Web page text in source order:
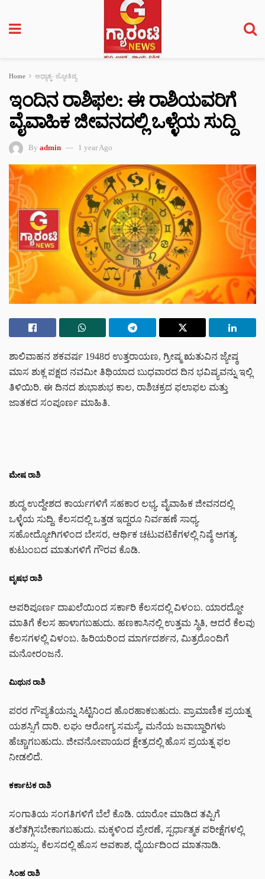
Home ಆಧ್ಯಾತ್ಮ- ಜ್ಯೋತಿಷ್ಯ
ಇಂದಿನ ರಾಶಿಫಲ: ಈ ರಾಶಿಯವರಿಗೆ
ವೈವಾಹಿಕ ಜೀವನದಲ್ಲಿ ಒಳ್ಳೆಯ ಸುದ್ದಿ
By admin 1 year Ago
ಶಾಲಿವಾಹನ ಶಕವರ್ಷ 1948ರ ಉತ್ತರಾಯಣ, ಗ್ರೀಷ್ಮ ಋತುವಿನ ಜ್ಯೇಷ್ಠ
ಮಾಸ ಶುಕ್ಲ ಪಕ್ಷದ ನವಮೀ ತಿಥಿಯಾದ ಬುಧವಾರದ ದಿನ ಭವಿಷ್ಯವನ್ನು ಇಲ್ಲಿ
ತಿಳಿಯಿರಿ. ಈ ದಿನದ ಶುಭಾಶುಭ ಕಾಲ, ರಾಶಿಚಕ್ರದ ಫಲಾಫಲ ಮತ್ತು
ಜಾತಕದ ಸಂಪೂರ್ಣ ಮಾಹಿತಿ.
ಮೇಷ ರಾಶಿ
ಶುದ್ಧ ಉದ್ದೇಶದ ಕಾರ್ಯಗಳಿಗೆ ಸಹಕಾರ ಲಭ್ಯ. ವೈವಾಹಿಕ ಜೀವನದಲ್ಲಿ
ಒಳ್ಳೆಯ ಸುದ್ದಿ. ಕೆಲಸದಲ್ಲಿ ಒತ್ತಡ ಇದ್ದರೂ ನಿರ್ವಹಣೆ ಸಾಧ್ಯ.
ಸಹೋದ್ಯೋಗಿಗಳಿಂದ ಬೇಸರ, ಆರ್ಥಿಕ ಚಟುವಟಿಕೆಗಳಲ್ಲಿ ನಿಷ್ಠೆ ಅಗತ್ಯ.
ಕುಟುಂಬದ ಮಾತುಗಳಿಗೆ ಗೌರವ ಕೊಡಿ.
ವೃಷಭ ರಾಶಿ
ಅಪರಿಪೂರ್ಣ ದಾಖಲೆಯಿಂದ ಸರ್ಕಾರಿ ಕೆಲಸದಲ್ಲಿ ವಿಳಂಬ. ಯಾರದ್ದೋ
ಮಾತಿಗೆ ಕೆಲಸ ಹಾಳಾಗಬಹುದು. ಹಣಕಾಸಿನಲ್ಲಿ ಉತ್ತಮ ಸ್ಥಿತಿ, ಆದರೆ ಕೆಲವು
ಕೆಲಸಗಳಲ್ಲಿ ವಿಳಂಬ. ಹಿರಿಯರಿಂದ ಮಾರ್ಗದರ್ಶನ, ಮಿತ್ರರೊಂದಿಗೆ
ಮನೋರಂಜನೆ.
ಮಿಥುನ ರಾಶಿ
ಪರರ ಗೌಪ್ಯತೆಯನ್ನು ಸಿಟ್ಟಿನಿಂದ ಹೊರಹಾಕಬಹುದು. ಪ್ರಾಮಾಣಿಕ ಪ್ರಯತ್ನ
ಯಶಸ್ಸಿಗೆ ದಾರಿ. ಲಘು ಆರೋಗ್ಯ ಸಮಸ್ಯೆ, ಮನೆಯ ಜವಾಬ್ದಾರಿಗಳು
ಹೆಚ್ಚಾಗಬಹುದು. ಜೀವನೋಪಾಯದ ಕ್ಷೇತ್ರದಲ್ಲಿ ಹೊಸ ಪ್ರಯತ್ನ ಫಲ
ನೀಡಲಿದೆ.
ಕರ್ಕಾಟಕ ರಾಶಿ
ಸಂಗಾತಿಯ ಸಂಗತಿಗಳಿಗೆ ಬೆಲೆ ಕೊಡಿ. ಯಾರೋ ಮಾಡಿದ ತಪ್ಪಿಗೆ
ತಲೆತಗ್ಗಿಸಬೇಕಾಗಬಹುದು. ಮಕ್ಕಳಿಂದ ಪ್ರೇರಣೆ, ಸ್ಪರ್ಧಾತ್ಮಕ ಪರೀಕ್ಷೆಗಳಲ್ಲಿ
ಯಶಸ್ಸು. ಕೆಲಸದಲ್ಲಿ ಹೊಸ ಅವಕಾಶ, ಧೈರ್ಯದಿಂದ ಮಾತನಾಡಿ.
ಸಿಂಹ ರಾಶಿ